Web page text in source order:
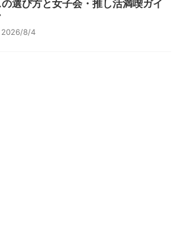
の選び方と女子会・推し活満喫ガイ
2026/8/4